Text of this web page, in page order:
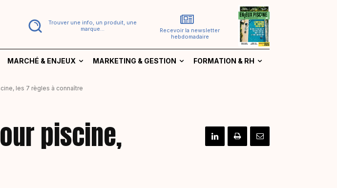
Trouver une info, un produit, une
marque...
Recevoir la newsletter
hebdomadaire
MARCHÉ & ENJEUX MARKETING & GESTION FORMATION & RH
les 7 règles à connaître
piscine,